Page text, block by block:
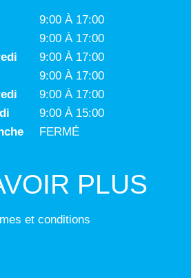
9:00 À 17:00
9:00 À 17:00
9:00 À 17:00
9:00 À 17:00
9:00 À 17:00
9:00 À 15:00
FERMÉ
PLUS
et conditions